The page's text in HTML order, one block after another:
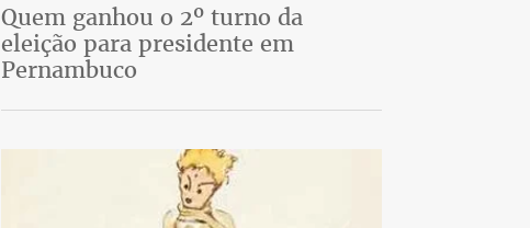
Quem ganhou o 2º turno da
eleição para presidente em
Pernambuco